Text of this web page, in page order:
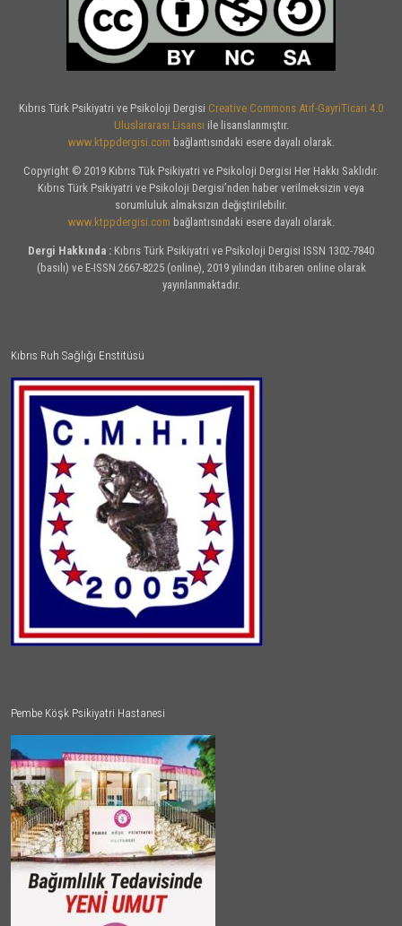
Kıbrıs Türk Psikiyatri ve Psikoloji Dergisi Creative Commons Atıf-GayriTicari 4.0
Uluslararası Lisansı ile lisanslanmıştır.
www.ktppdergisi.com bağlantısındaki esere dayalı olarak.
Copyright © 2019 Kıbrıs Tük Psikiyatri ve Psikoloji Dergisi Her Hakkı Saklıdır.
Kıbrıs Türk Psikiyatri ve Psikoloji Dergisi’nden haber verilmeksizin veya
sorumluluk almaksızın değiştirilebilir.
www.ktppdergisi.com bağlantısındaki esere dayalı olarak.
Dergi Hakkında : Kıbrıs Türk Psikiyatri ve Psikoloji Dergisi ISSN 1302-7840
(basılı) ve E-ISSN 2667-8225 (online), 2019 yılından itibaren online olarak
yayınlanmaktadır.
Kıbrıs Ruh Sağlığı Enstitüsü
Pembe Köşk Psikiyatri Hastanesi